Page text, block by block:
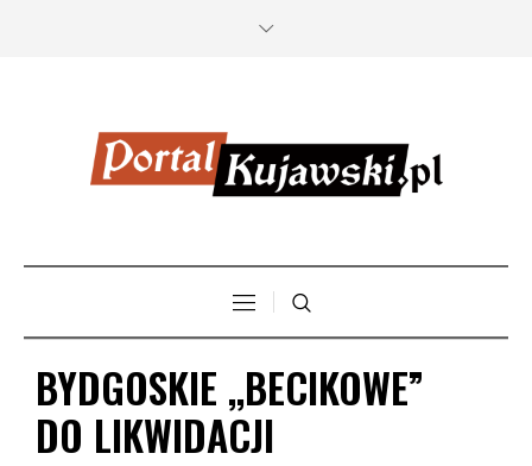
BYDGOSKIE ,,BECIKOWE”
DO LIKWIDACJI